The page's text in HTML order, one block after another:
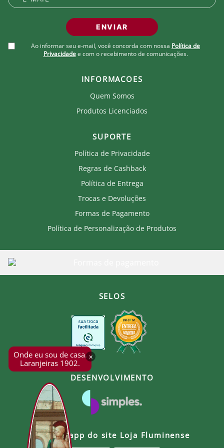
×
Onde eu sou de casa.
Laranjeiras 1902.
ENVIAR
Ao informar seu e-mail, você concorda com nossa Política de
Privacidade e com o recebimento de comunicações.
INFORMACOES
Quem Somos
Produtos Licenciados
SUPORTE
Política de Privacidade
Regras de Cashback
Política de Entrega
Trocas e Devoluções
Formas de Pagamento
Política de Personalização de Produtos
SELOS
DESENVOLVIMENTO
Baixe o app do site Loja Fluminense